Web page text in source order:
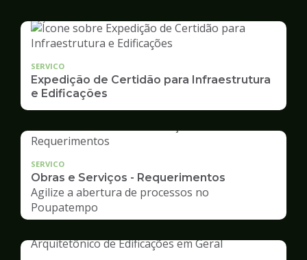
SERVICO
Expedição de Certidão para Infraestrutura
e Edificações
SERVICO
Obras e Serviços - Requerimentos
Agilize a abertura de processos no
Poupatempo